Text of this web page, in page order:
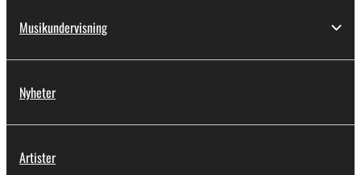
Musikundervisning
Nyheter
Artister